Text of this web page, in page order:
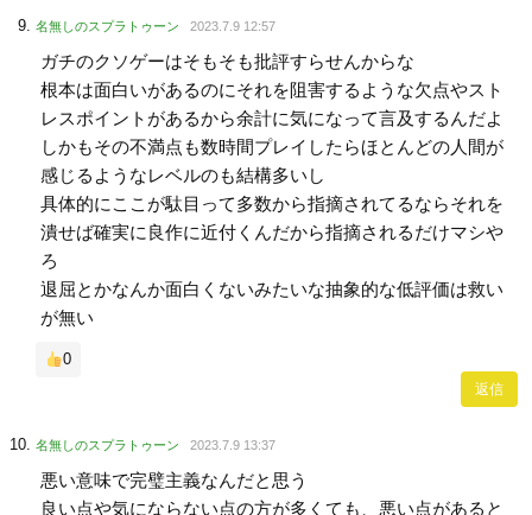
名無しのスプラトゥーン 2023.7.9 12:57
ガチのクソゲーはそもそも批評すらせんからな
根本は面白いがあるのにそれを阻害するような欠点やスト
レスポイントがあるから余計に気になって言及するんだよ
しかもその不満点も数時間プレイしたらほとんどの人間が
感じるようなレベルのも結構多いし
具体的にここが駄目って多数から指摘されてるならそれを
潰せば確実に良作に近付くんだから指摘されるだけマシや
ろ
退屈とかなんか面白くないみたいな抽象的な低評価は救い
が無い
0
返信
名無しのスプラトゥーン 2023.7.9 13:37
悪い意味で完璧主義なんだと思う
良い点や気にならない点の方が多くても、悪い点があると